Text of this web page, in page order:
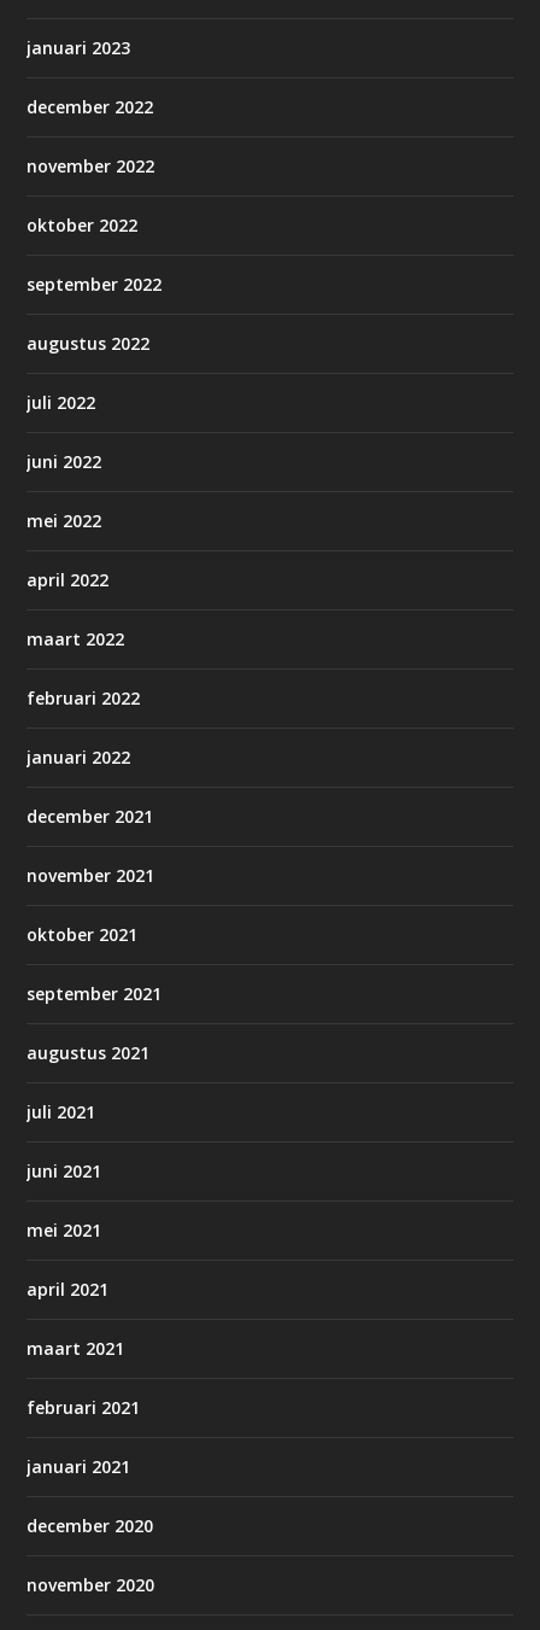
januari 2023
december 2022
november 2022
oktober 2022
september 2022
augustus 2022
juli 2022
juni 2022
mei 2022
april 2022
maart 2022
februari 2022
januari 2022
december 2021
november 2021
oktober 2021
september 2021
augustus 2021
juli 2021
juni 2021
mei 2021
april 2021
maart 2021
februari 2021
januari 2021
december 2020
november 2020